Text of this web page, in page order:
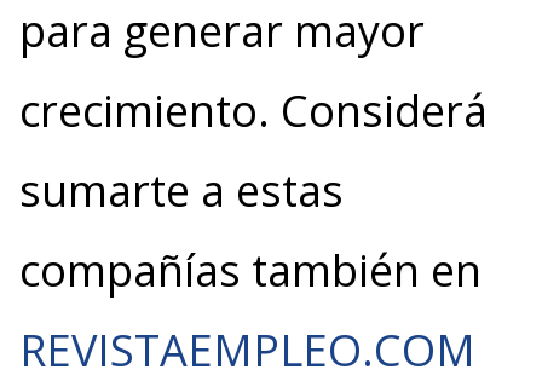
para generar mayor
crecimiento. Considerá
sumarte a estas
compañías también en
REVISTAEMPLEO.COM